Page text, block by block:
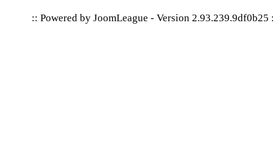
:: Powered by JoomLeague - Version 2.93.239.9df0b25